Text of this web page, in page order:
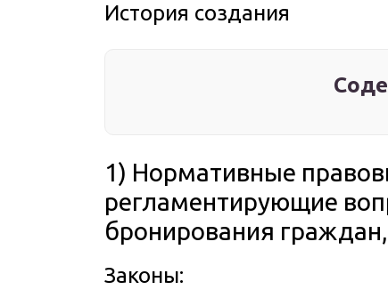
История создания
1) Нормативные
регламентирующие
бронирования
Законы: